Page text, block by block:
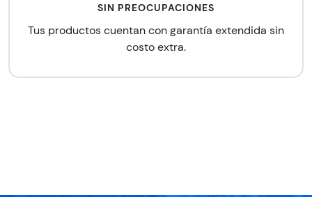
SIN PREOCUPACIONES
Tus productos cuentan congarantía extendida sin
costo extra.